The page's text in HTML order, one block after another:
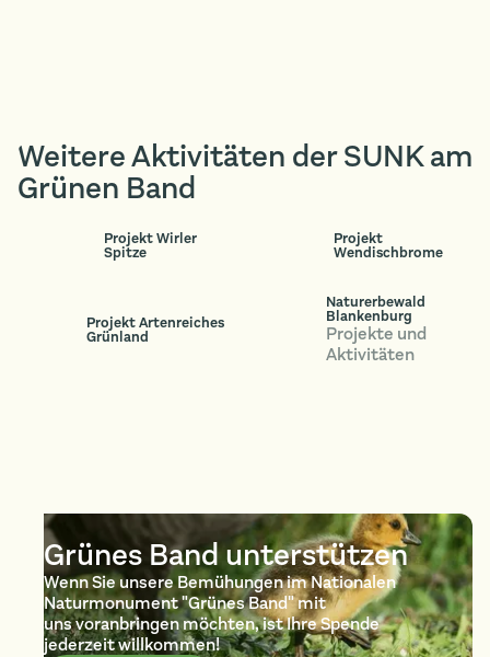
Weitere Aktivitäten der SUNK am
Grünen Band
Projekt Wirler
Spitze
Projekt
Wendischbrome
Projekt Artenreiches
Grünland
Naturerbewald
Blankenburg
Projekte und
Aktivitäten
Grünes Band unterstützen
Wenn Sie unsere Bemühungen im Nationalen
Naturmonument "Grünes Band" mit
uns voranbringen möchten, ist Ihre Spende
jederzeit willkommen!